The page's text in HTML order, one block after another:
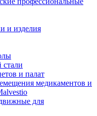
и изделия
и палат
медикаментов и
для